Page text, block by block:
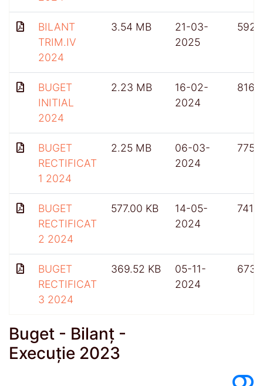
BILANT
TRIM.IV
2024
3.54 MB
21-03-
2025
592
BUGET
INITIAL
2024
2.23 MB
16-02-
2024
816
BUGET
RECTIFICAT
1 2024
2.25 MB
06-03-
2024
775
BUGET
RECTIFICAT
2 2024
577.00 KB
14-05-
2024
741
BUGET
RECTIFICAT
3 2024
369.52 KB
05-11-
2024
673
Buget - Bilanț -
Execuție 2023